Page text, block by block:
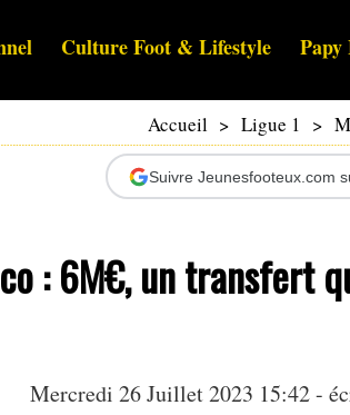
Culture Foot & Lifestyle Papy
Accueil > Ligue 1 >
Suivre Jeunesfooteux.com
: 6M€, un transfert
Mercredi 26 Juillet 2023 15:42 -